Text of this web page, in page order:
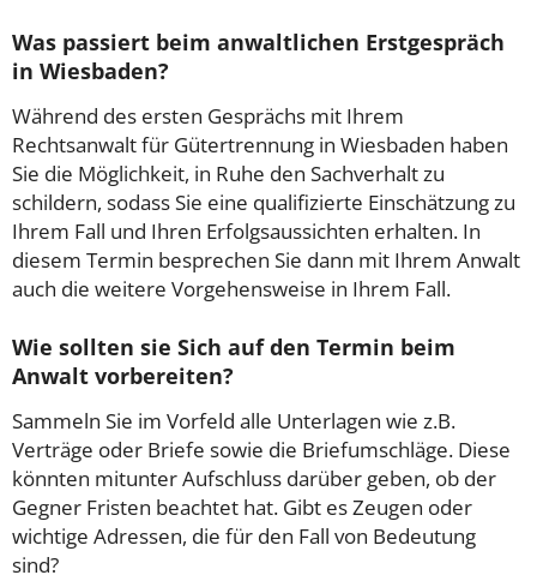
Was passiert beim anwaltlichen Erstgespräch
in Wiesbaden?
Während des ersten Gesprächs mit Ihrem
Rechtsanwalt für Gütertrennung in Wiesbaden haben
Sie die Möglichkeit, in Ruhe den Sachverhalt zu
schildern, sodass Sie eine qualifizierte Einschätzung zu
Ihrem Fall und Ihren Erfolgsaussichten erhalten. In
diesem Termin besprechen Sie dann mit Ihrem Anwalt
auch die weitere Vorgehensweise in Ihrem Fall.
Wie sollten sie Sich auf den Termin beim
Anwalt vorbereiten?
Sammeln Sie im Vorfeld alle Unterlagen wie z.B.
Verträge oder Briefe sowie die Briefumschläge. Diese
könnten mitunter Aufschluss darüber geben, ob der
Gegner Fristen beachtet hat. Gibt es Zeugen oder
wichtige Adressen, die für den Fall von Bedeutung
sind?